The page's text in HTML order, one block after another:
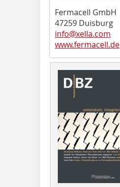
Fermacell GmbH
47259 Duisburg
info@xella.com
www.fermacell.de